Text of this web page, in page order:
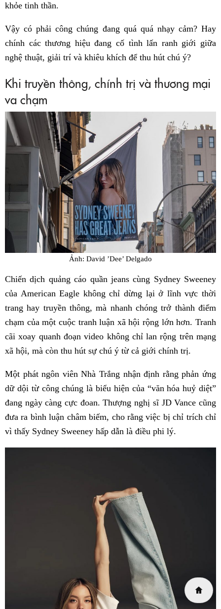
khỏe tinh thần.
Vậy có phải công chúng đang quá quá nhạy cảm? Hay
chính các thương hiệu đang cố tình lấn ranh giới giữa
nghệ thuật, giải trí và khiêu khích để thu hút chú ý?
Khi truyền thông, chính trị và thương mại
va chạm
Ảnh: David ’Dee’ Delgado
Chiến dịch quảng cáo quần jeans cùng Sydney Sweeney
của American Eagle không chỉ dừng lại ở lĩnh vực thời
trang hay truyền thông, mà nhanh chóng trở thành điểm
chạm của một cuộc tranh luận xã hội rộng lớn hơn. Tranh
cãi xoay quanh đoạn video không chỉ lan rộng trên mạng
xã hội, mà còn thu hút sự chú ý từ cả giới chính trị.
Một phát ngôn viên Nhà Trắng nhận định rằng phản ứng
dữ dội từ công chúng là biểu hiện của “văn hóa huỷ diệt”
đang ngày càng cực đoan. Thượng nghị sĩ JD Vance cũng
đưa ra bình luận châm biếm, cho rằng việc bị chỉ trích chỉ
vì thấy Sydney Sweeney hấp dẫn là điều phi lý.